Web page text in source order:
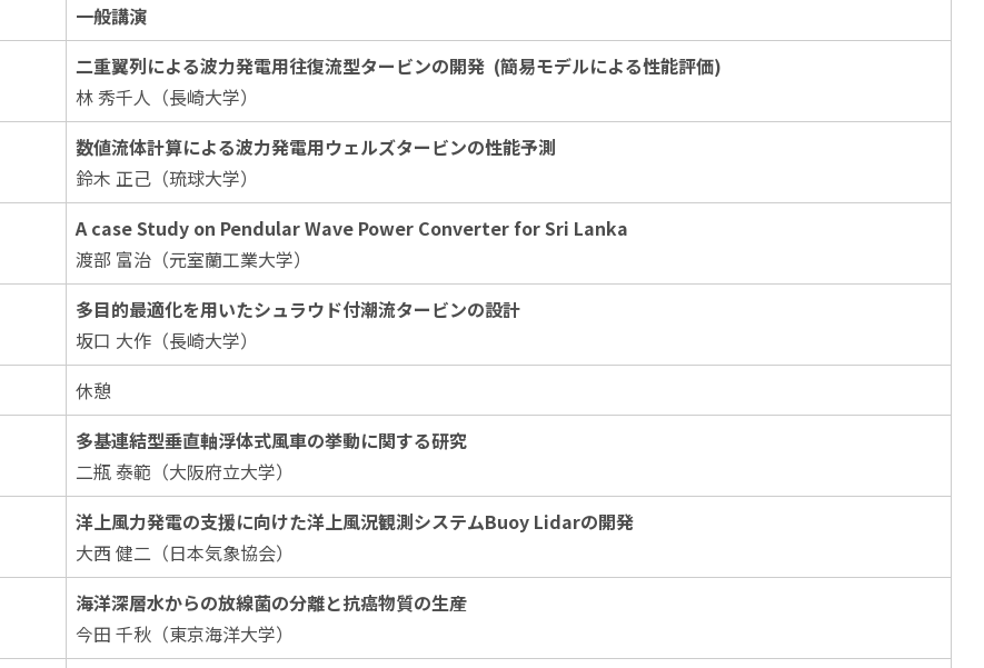
一般講演
二重翼列による波力発電用往復流型タービンの開発 (簡易モデルによる性能評価)
林 秀千人（長崎大学）
数値流体計算による波力発電用ウェルズタービンの性能予測
鈴木 正己（琉球大学）
A case Study on Pendular Wave Power Converter for Sri Lanka
渡部 富治（元室蘭工業大学）
多目的最適化を用いたシュラウド付潮流タービンの設計
坂口 大作（長崎大学）
休憩
多基連結型垂直軸浮体式風車の挙動に関する研究
二瓶 泰範（大阪府立大学）
洋上風力発電の支援に向けた洋上風況観測システムBuoy Lidarの開発
大西 健二（日本気象協会）
海洋深層水からの放線菌の分離と抗癌物質の生産
今田 千秋（東京海洋大学）